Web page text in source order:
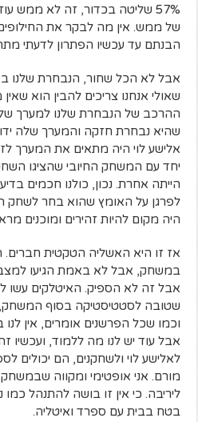
57% שליטה בכדור, זה לא ממש
של ממש. אין מה לבקר את
הבנתם עד עכשיו הפתרון לדעתי
אבל לא הכל שחור, הנבחרת שלנו
שאולי אנחנו צריכים להבין הוא
ההרכב של הנבחרת שלנו למערך
שהיא נבחרת חזקה והמערך שלה
יחד עם המשחק החיובי שהציגו
הייתה אחרת. נכון, כולנו חכמים
לפרגן על האומץ שהוא בחר לשחק
היה מקום להיות זהירים ומוכנים
אז זו היא האשליה הטקטית חברים.
במשחק, אבל לא באמת הגיעו
אבל זה לא הספיק. האיטלקים עשו
שטובה לסטטיסטיקה בסוף
וכמו שכל הפרשנים אומרים, אין לנו
אבל עוד יש לנו מה ללמוד, ועכשיו
לאלישע לוי ולשחקנים, הם
מורם. אני אופטימי ומקווה
ליריבה. כי אין זו בושה להתנהל
בטח בבית עם ספרד ואיטליה.